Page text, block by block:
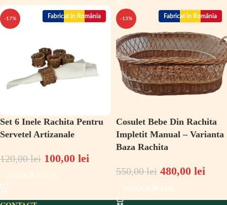
-17% Fabricat în România
Set 6 Inele Rachita Pentru
Servetel Artizanale
120,00lei 100,00 lei
ADAUGĂ ÎN COȘ
-13% Fabricat în România
Cosulet Bebe Din Rachita
Impletit Manual – Varianta
Baza Rachita
550,00lei 480,00 lei
ADAUGĂ ÎN COȘ